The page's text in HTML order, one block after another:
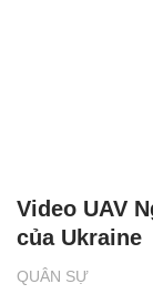
QUÂN SỰ
Video UAV
của Ukraine